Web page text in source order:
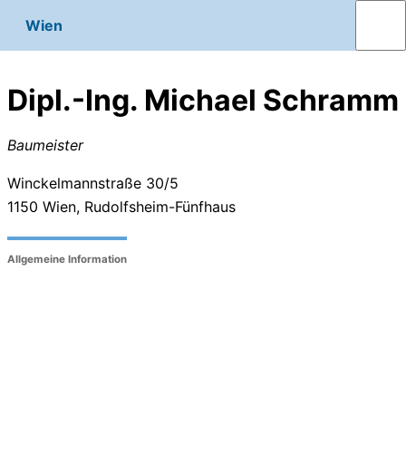
Wien
Dipl.-Ing. Michael Schramm
Baumeister
Winckelmannstraße 30/5
1150 Wien, Rudolfsheim-Fünfhaus
Allgemeine Information